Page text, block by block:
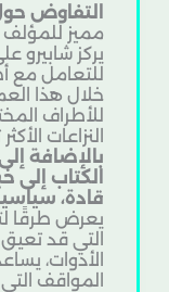
التفاوض
مميز للمؤلف
يركز شابيرو
للتعامل مع
خلال هذا
للأطراف
النزاعات
بالإضافة
الكتاب
قادة،
يعرض طرقًا
التي قد
الأدوات،
المواقف